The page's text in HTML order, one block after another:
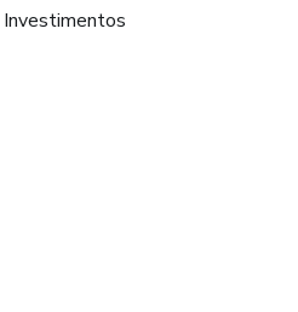
Investimentos